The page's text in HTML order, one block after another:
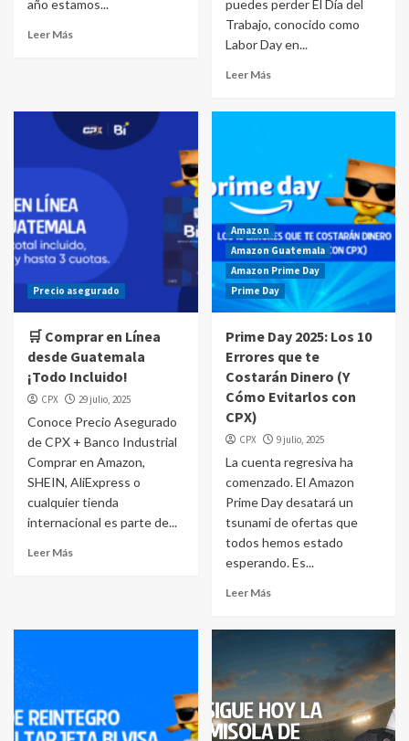
año estamos...
Leer Más
puedes perder El Día del
Trabajo, conocido como
Labor Day en...
Leer Más
Precio asegurado
🛒 Comprar en Línea
desde Guatemala
¡Todo Incluido!
CPX 29 julio, 2025
Conoce Precio Asegurado
de CPX + Banco Industrial
Comprar en Amazon,
SHEIN, AliExpress o
cualquier tienda
internacional es parte de...
Leer Más
Amazon
Amazon Guatemala
Amazon Prime Day
Prime Day
Prime Day 2025: Los 10
Errores que te
Costarán Dinero (Y
Cómo Evitarlos con
CPX)
CPX 9 julio, 2025
La cuenta regresiva ha
comenzado. El Amazon
Prime Day desatará un
tsunami de ofertas que
todos hemos estado
esperando. Es...
Leer Más